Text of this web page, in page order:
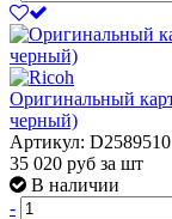
Оригинальный
черный)
Артикул: D2589510
35 020 руб за шт
В наличии
-